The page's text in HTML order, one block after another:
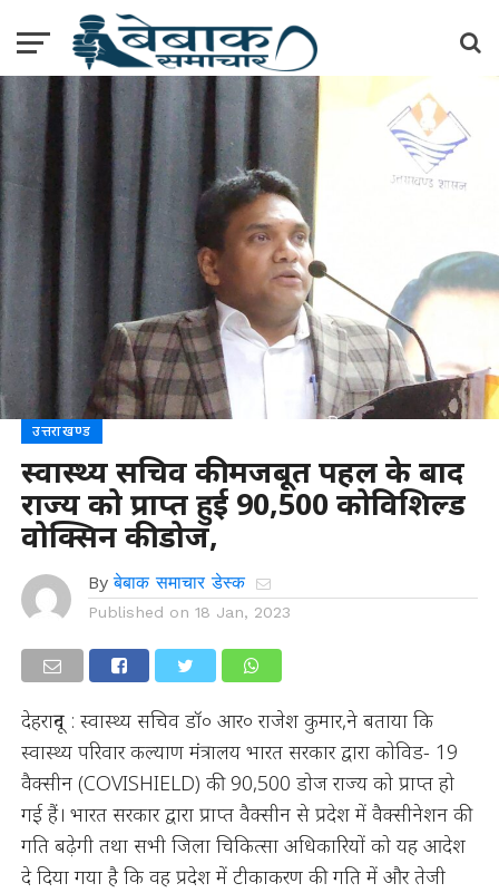
उत्तराखण्ड
स्वास्थ्य सचिव की मजबूत पहल के बाद
राज्य को प्राप्त हुई 90,500 कोविशिल्ड
वोक्सिन की डोज,
By बेबाक समाचार डेस्क
Published on 18 Jan, 2023
देहरादून : स्वास्थ्य सचिव डॉ० आर० राजेश कुमार,ने बताया कि
स्वास्थ्य परिवार कल्याण मंत्रालय भारत सरकार द्वारा कोविड- 19
वैक्सीन (COVISHIELD) की 90,500 डोज राज्य को प्राप्त हो
गई हैं। भारत सरकार द्वारा प्राप्त वैक्सीन से प्रदेश में वैक्सीनेशन की
गति बढ़ेगी तथा सभी जिला चिकित्सा अधिकारियों को यह आदेश
दे दिया गया है कि वह प्रदेश में टीकाकरण की गति में और तेजी